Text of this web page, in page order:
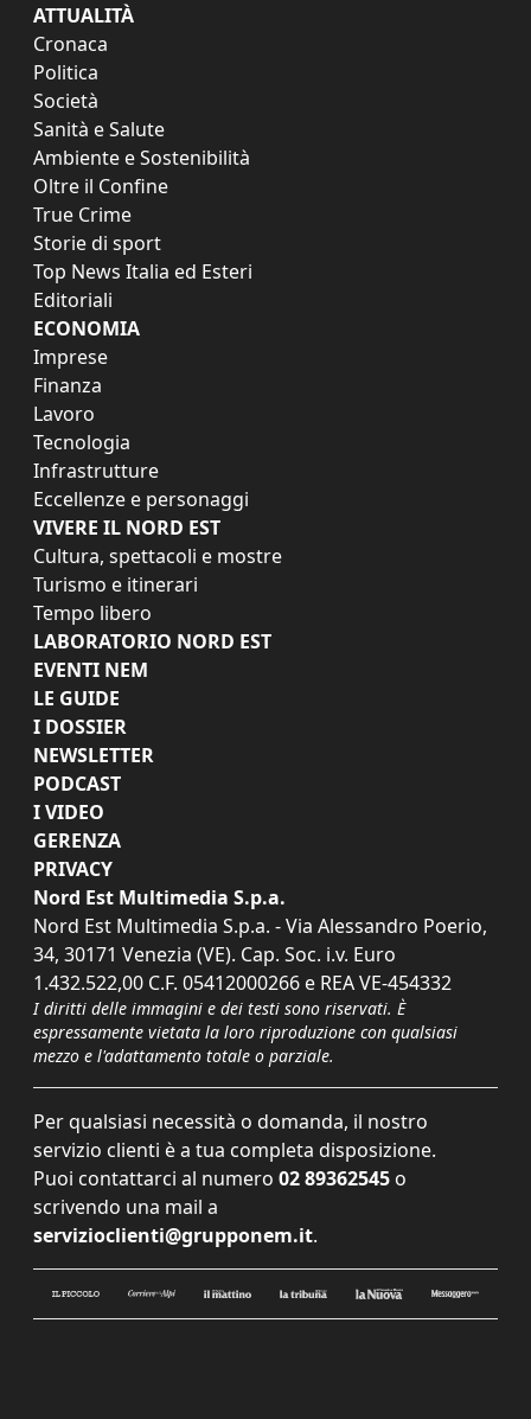
ATTUALITÀ
Cronaca
Politica
Società
Sanità e Salute
Ambiente e Sostenibilità
Oltre il Confine
True Crime
Storie di sport
Top News Italia ed Esteri
Editoriali
ECONOMIA
Imprese
Finanza
Lavoro
Tecnologia
Infrastrutture
Eccellenze e personaggi
VIVERE IL NORD EST
Cultura, spettacoli e mostre
Turismo e itinerari
Tempo libero
LABORATORIO NORD EST
EVENTI NEM
LE GUIDE
I DOSSIER
NEWSLETTER
PODCAST
I VIDEO
GERENZA
PRIVACY
Nord Est Multimedia S.p.a.
Nord Est Multimedia S.p.a. - Via Alessandro Poerio,
34, 30171 Venezia (VE). Cap. Soc. i.v. Euro
1.432.522,00 C.F. 05412000266 e REA VE-454332
I diritti delle immagini e dei testi sono riservati. È
espressamente vietata la loro riproduzione con qualsiasi
mezzo e l'adattamento totale o parziale.
Per qualsiasi necessità o domanda, il nostro
servizio clienti è a tua completa disposizione.
Puoi contattarci al numero 02 89362545 o
scrivendo una mail a
servizioclienti@grupponem.it.